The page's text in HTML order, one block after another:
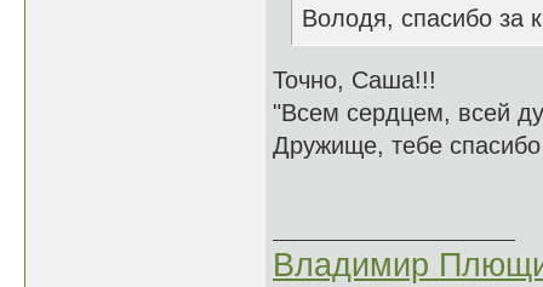
Володя, спасибо за
Точно, Саша!!!
"Всем сердцем, всей
Дружище, тебе
Владимир